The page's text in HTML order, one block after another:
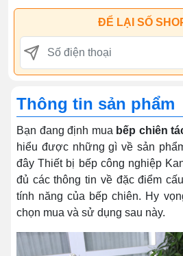
ĐỂ LẠI SỐ
Thông tin sản phẩm
Bạn đang định mua bếp chiên
hiểu được những gì về sản
đây Thiết bị bếp công nghiệp
đủ các thông tin về đặc điểm
tính năng của bếp chiên. Hy
chọn mua và sử dụng sau này.